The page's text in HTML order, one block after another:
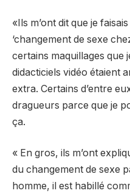
«Ils m’ont dit que je
‘changement de sexe
certains maquillages que
didacticiels vidéo étaient
extra. Certains d’entre
dragueurs parce que je
ça.
« En gros, ils m’ont
du changement de sexe
homme, il est habillé